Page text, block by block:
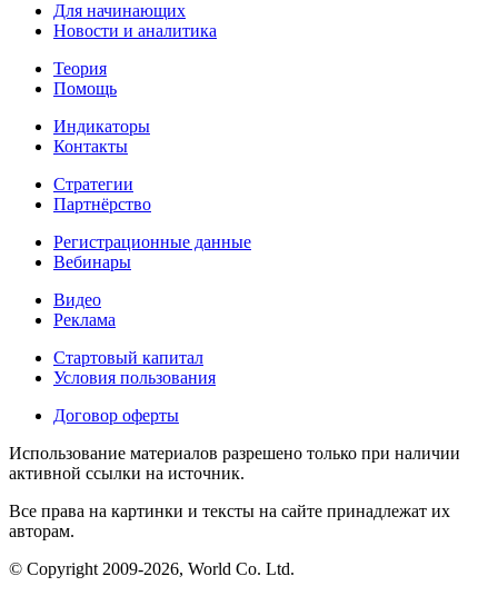
Для начинающих
Новости и аналитика
Теория
Помощь
Индикаторы
Контакты
Стратегии
Партнёрство
Регистрационные данные
Вебинары
Видео
Реклама
Стартовый капитал
Условия пользования
Договор оферты
Использование материалов разрешено только при наличии
активной ссылки на источник.
Все права на картинки и тексты на сайте принадлежат их
авторам.
© Copyright 2009-2026, World Co. Ltd.